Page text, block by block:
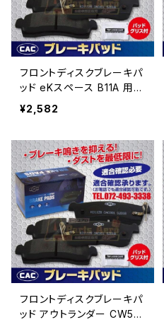
フロントディスクブレーキパ
ッド eKスペース B11A 用
ブレーキパッド左右 （Ｃ
ＡＣ）/専用グリス付 HN-6
¥2,582
フロントディスクブレーキパ
ッド アウトランダー CW5W